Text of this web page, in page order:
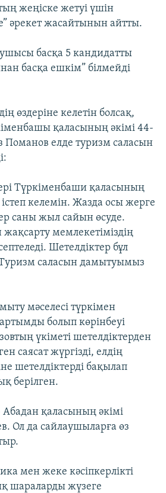
жеңіске жетуі үшін
әрекет жасайтынын айтты.
басқа 5 кандидатты
басқа ешкім” білмейді
өздеріне келетін болсақ,
қаласының әкімі 44-
елде туризм саласын
Түркіменбаши қаласының
келемін. Жазда осы жерге
саны жыл сайын өсуде.
мемлекетіміздің
Шетелдіктер бұл
саласын дамытуымыз
мәселесі түркімен
болып көрінбеуі
үкіметі шетелдіктерден
саясат жүргізді, елдің
шетелдіктерді бақылап
берілген.
Абадан қаласының әкімі
Ол да сайлаушыларға өз
мен жеке кәсіпкерлікті
шараларды жүзеге